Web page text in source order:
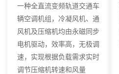
一种全直流变频轨道交通车
辆空调机组，冷凝风机、通
风机及压缩机均由永磁同步
电机驱动，效率高，无极调
速，实现根据负载需求实时
调节压缩机转速和风量